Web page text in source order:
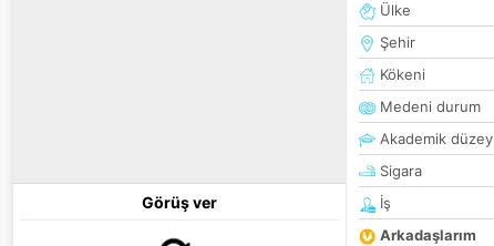
Görüş ver
Ülke
Şehir
Kökeni
Medeni durum
Akademik düzey
Sigara
İş
Arkadaşlarım